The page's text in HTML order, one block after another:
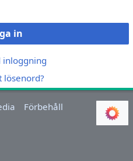
in
inloggning
lösenord?
Förbehåll